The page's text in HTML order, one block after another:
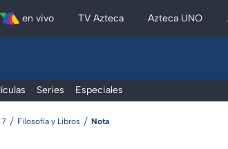
en vivo TV Azteca Azteca UNO
Series Especiales
Filosofía y Libros Nota